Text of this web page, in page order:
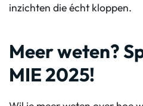
inzichten die écht kloppen.
Meer weten?
MIE 2025!